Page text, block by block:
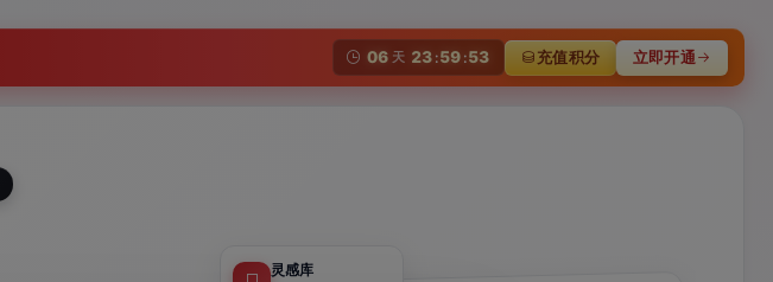
06 天 23 :59 :53 充值积分 立即开通
灵感库